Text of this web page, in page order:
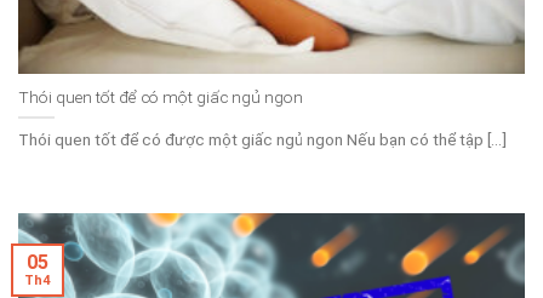
Thói quen tốt để có một giấc ngủ ngon
Thói quen tốt để có được một giấc ngủ ngon Nếu bạn có thể tập [...]
05
Th4